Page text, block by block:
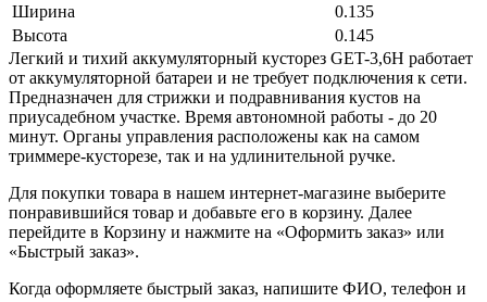
Ширина
0.135
Высота
0.145
Легкий и тихий аккумуляторный кусторез GET-3,6H работает
от аккумуляторной батареи и не требует подключения к сети.
Предназначен для стрижки и подравнивания кустов на
приусадебном участке. Время автономной работы - до 20
минут. Органы управления расположены как на самом
триммере-кусторезе, так и на удлинительной ручке.
Для покупки товара в нашем интернет-магазине выберите
понравившийся товар и добавьте его в корзину. Далее
перейдите в Корзину и нажмите на «Оформить заказ» или
«Быстрый заказ».
Когда оформляете быстрый заказ, напишите ФИО, телефон и